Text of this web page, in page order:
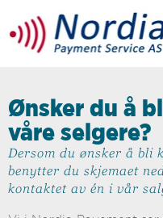
Ønsker du å
våre selgere?
Dersom du ønsker å bli
benytter du skjemaet
kontaktet av én i vår